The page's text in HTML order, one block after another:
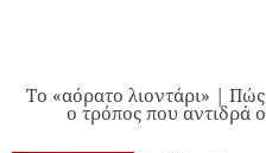
Το «αόρατο λιοντάρι» | Πώς
ο τρόπος που αντιδρά